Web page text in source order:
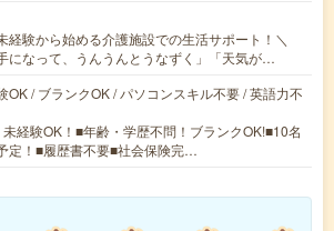
経験から始める介護施設での生活サポート！＼
になって、うんうんとうなずく」「天気が…
OK / ブランクOK / パソコンスキル不要 / 英語力不
経験OK！■年齢・学歴不問！ブランクOK!■10名
定！■履歴書不要■社会保険完…